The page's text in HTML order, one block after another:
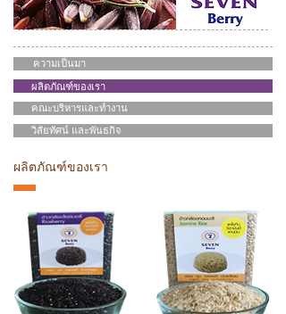
ความเป็นมา
ผลิตภัณฑ์ของเรา
คณะบริหารและทำงาน
วิสัยทัศน์ และพันธกิจ
ผลิตภัณฑ์ของเรา